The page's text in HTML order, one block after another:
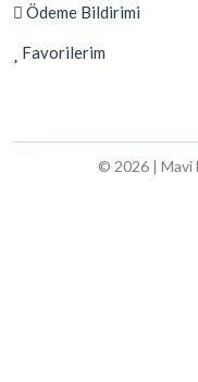
Ödeme Bildirimi
Favorilerim
© 2026 | Mavi